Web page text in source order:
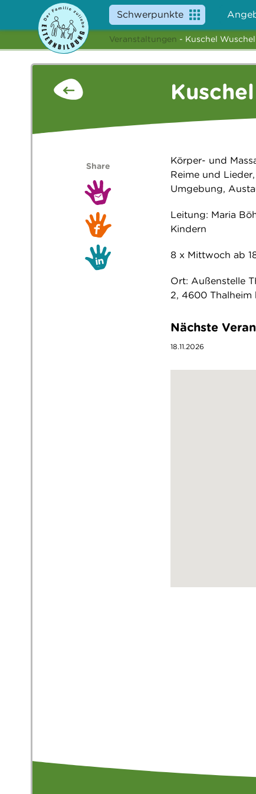
Schwerpunkte
Veranstaltungen - Kuschel
Körper- und
Reime und
Umgebung,
Leitung: Maria
Kindern
8 x Mittwoch ab
Ort: Außenstelle
2, 4600 Thalheim
Nächste
18.11.2026
Share